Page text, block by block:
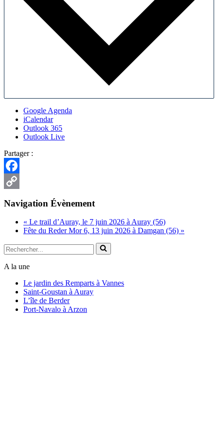
Google Agenda
iCalendar
Outlook 365
Outlook Live
Partager :
Facebook
Navigation Évènement
« Le trail d’Auray, le 7 juin 2026 à Auray (56)
Fête du Reder Mor 6, 13 juin 2026 à Damgan (56) »
Rechercher...
A la une
Le jardin des Remparts à Vannes
Saint-Goustan à Auray
L’île de Berder
Port-Navalo à Arzon